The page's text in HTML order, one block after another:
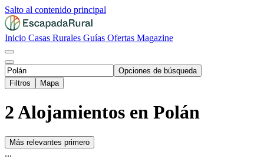
Salto al contenido principal
Inicio Casas Rurales Guías Ofertas Magazine
Opciones de búsqueda
Filtros
Mapa
2 Alojamientos en Polán
Más relevantes primero
...